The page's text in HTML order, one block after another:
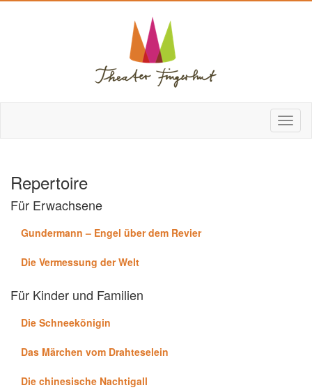
Repertoire
Für Erwachsene
Gundermann – Engel über dem Revier
Die Vermessung der Welt
Für Kinder und Familien
Die Schneekönigin
Das Märchen vom Drahteselein
Die chinesische Nachtigall